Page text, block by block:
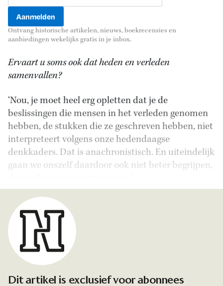
Ontvang historische artikelen, nieuws, boekrecensies en
aanbiedingen wekelijks gratis in je inbox.
Ervaart u soms ook dat heden en verleden
samenvallen?
‘Nou, je moet heel erg opletten dat je de
beslissingen die mensen in het verleden genomen
hebben, de stukken die ze geschreven hebben, niet
interpreteert volgens onze hedendaagse
denkkaders. Dat is anachronistisch. En uiteindelijk
gaan we onszelf daardoor ook niet beter begrijpen,
Dit artikel is exclusief voor abonnees